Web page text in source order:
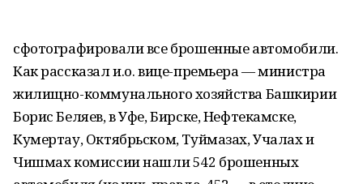
сфотографировали все брошенные автомобили.
Как рассказал и.о. вице-премьера — министра
жилищно-коммунального хозяйства Башкирии
Борис Беляев, в Уфе, Бирске, Нефтекамске,
Кумертау, Октябрьском, Туймазах, Учалах и
Чишмах комиссии нашли 542 брошенных